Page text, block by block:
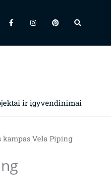
a
c
n
s
i
n
e
a
ir įgyvendinimai
Vela Piping